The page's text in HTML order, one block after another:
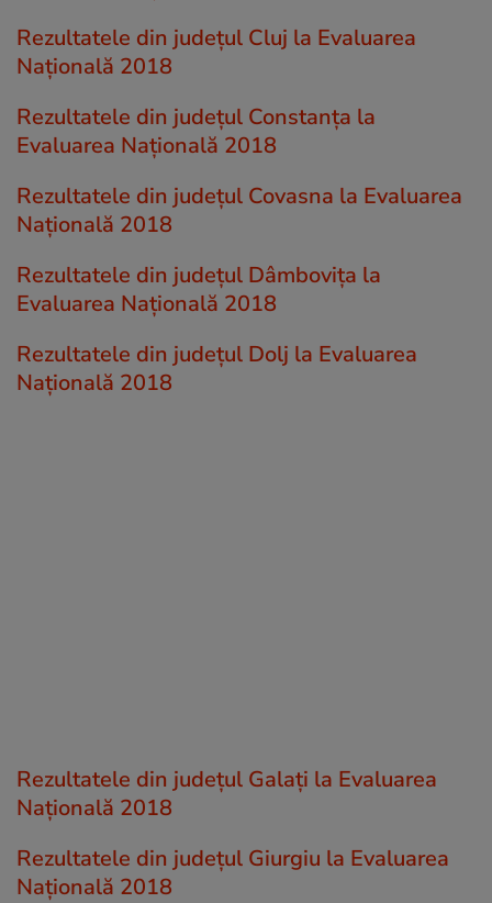
Rezultatele din județul Cluj la Evaluarea
Națională 2018
Rezultatele din județul Constanța la
Evaluarea Națională 2018
Rezultatele din județul Covasna la Evaluarea
Națională 2018
Rezultatele din județul Dâmboviţa la
Evaluarea Națională 2018
Rezultatele din județul Dolj la Evaluarea
Națională 2018
Rezultatele din județul Galaţi la Evaluarea
Națională 2018
Rezultatele din județul Giurgiu la Evaluarea
Națională 2018